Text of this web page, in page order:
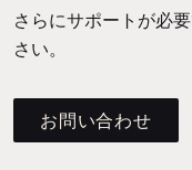
さらにサポートが必
さい。
お問い合わせ